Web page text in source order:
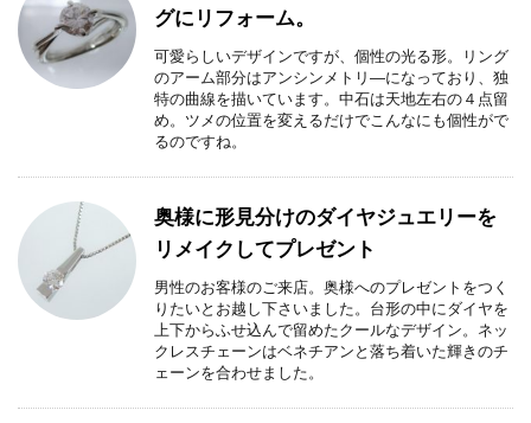
グにリフォーム。
可愛らしいデザインですが、個性の光る形。リング
のアーム部分はアンシンメトリ―になっており、独
特の曲線を描いています。中石は天地左右の４点留
め。ツメの位置を変えるだけでこんなにも個性がで
るのですね。
奥様に形見分けのダイヤジュエリーを
リメイクしてプレゼント
男性のお客様のご来店。奥様へのプレゼントをつく
りたいとお越し下さいました。台形の中にダイヤを
上下からふせ込んで留めたクールなデザイン。ネッ
クレスチェーンはベネチアンと落ち着いた輝きのチ
ェーンを合わせました。